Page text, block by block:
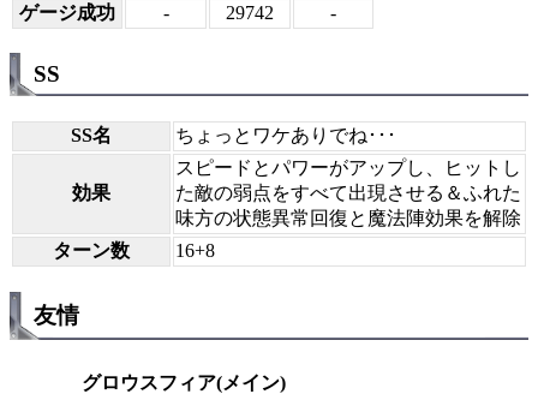
ゲージ成功 - 29742 -
SS
SS名 ちょっとワケありでね･･･
効果
スピードとパワーがアップし、ヒットし
た敵の弱点をすべて出現させる＆ふれた
味方の状態異常回復と魔法陣効果を解除
ターン数
16+8
友情
グロウスフィア(メイン)